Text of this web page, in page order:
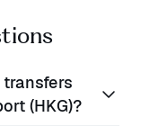
(HKG)?